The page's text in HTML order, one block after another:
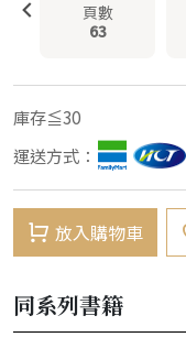
頁數
63
庫存≦30
運送方式：
放入購物車
同系列書籍